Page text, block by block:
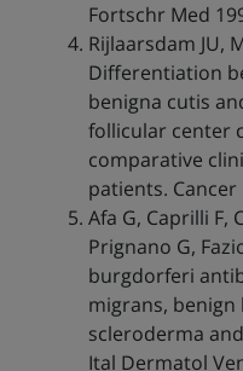
Fortschr Med
Rijlaarsdam JU,
Differentiation
benigna cutis
follicular center
comparative
patients. Cancer
Afa G, Caprilli F,
Prignano G,
burgdorferi
migrans,
scleroderma
Ital Dermatol